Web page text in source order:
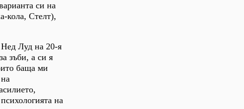
си на
кола, Стелт),
Нед Луд на 20-я
зъби, а си я
баща ми
на